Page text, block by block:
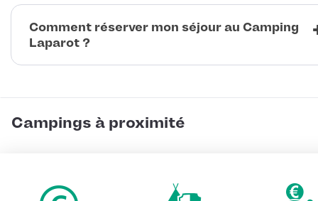
Comment réserver mon séjour au Camping
Laparot ?
Campings à proximité